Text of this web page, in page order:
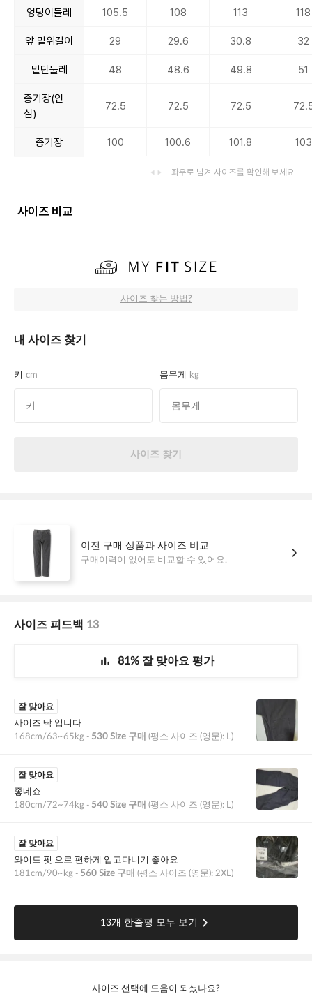
엉덩이둘레 105.5 108 113 118
앞 밑위길이 29 29.6 30.8 32
밑단둘레 48 48.6 49.8 51
총기장(인
심)
72.5 72.5 72.5
총기장 100 100.6 101.8 103
좌우로 넘겨 사이즈를 확인해 보세요
사이즈 비교